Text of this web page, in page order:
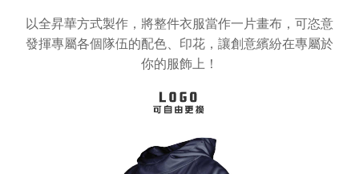
以全昇華方式製作，將整件衣服當作一片畫布，可恣意
發揮專屬各個隊伍的配色、印花，讓創意繽紛在專屬於
你的服飾上！